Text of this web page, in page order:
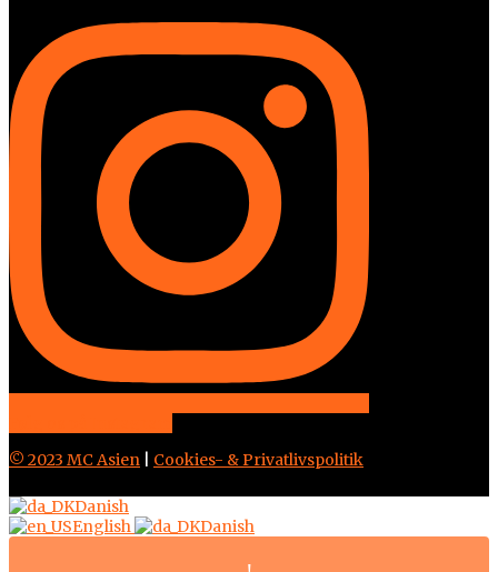
© 2023 MC Asien
Cookies- & Privatlivspolitik
Danish
English
Danish